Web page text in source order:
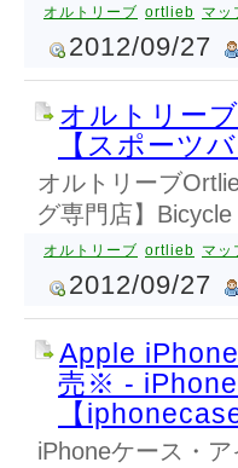
オルトリーブ ortlieb マッ
2012/09/27
オルトリー
【スポーツ
オルトリーブ
グ専門店】
オルトリーブ ortlieb マッ
2012/09/27
Apple
売※ - iPhone
【
iPhoneケース・